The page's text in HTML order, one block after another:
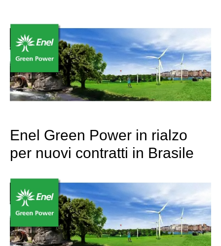
Enel Green Power in rialzo
per nuovi contratti in Brasile